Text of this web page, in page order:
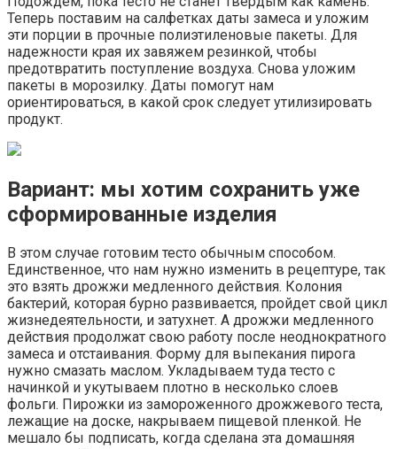
Теперь поставим на салфетках даты замеса и уложим
эти порции в прочные полиэтиленовые пакеты. Для
надежности края их завяжем резинкой, чтобы
предотвратить поступление воздуха. Снова уложим
пакеты в морозилку. Даты помогут нам
ориентироваться, в какой срок следует утилизировать
продукт.
Вариант: мы хотим сохранить уже
сформированные изделия
В этом случае готовим тесто обычным способом.
Единственное, что нам нужно изменить в рецептуре, так
это взять дрожжи медленного действия. Колония
бактерий, которая бурно развивается, пройдет свой цикл
жизнедеятельности, и затухнет. А дрожжи медленного
действия продолжат свою работу после неоднократного
замеса и отстаивания. Форму для выпекания пирога
нужно смазать маслом. Укладываем туда тесто с
начинкой и укутываем плотно в несколько слоев
фольги. Пирожки из замороженного дрожжевого теста,
лежащие на доске, накрываем пищевой пленкой. Не
мешало бы подписать, когда сделана эта домашняя